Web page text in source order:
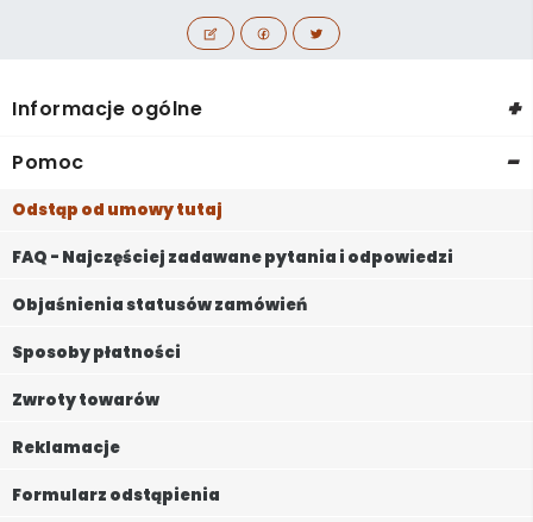
Informacje ogólne +
Pomoc -
Odstąp od umowy tutaj
FAQ - Najczęściej zadawane pytania i odpowiedzi
Objaśnienia statusów zamówień
Sposoby płatności
Zwroty towarów
Reklamacje
Formularz odstąpienia